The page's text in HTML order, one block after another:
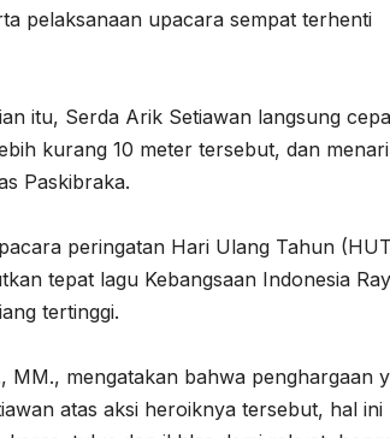
pelaksanaan upacara sempat terhenti
itu, Serda Arik Setiawan langsung
kurang 10 meter tersebut, dan
Paskibraka.
peringatan Hari Ulang Tahun
tepat lagu Kebangsaan Indonesia
tertinggi.
MM., mengatakan bahwa penghargaan
atas aksi heroiknya tersebut, hal ini